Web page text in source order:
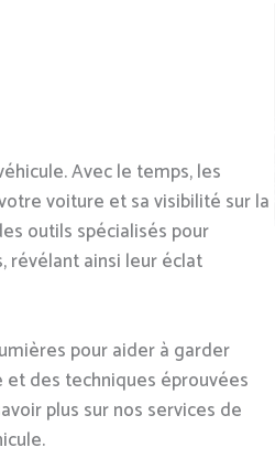
Avec le temps, les
voiture et sa visibilité sur la
outils spécialisés pour
révélant ainsi leur éclat
pour aider à garder
des techniques éprouvées
plus sur nos services de